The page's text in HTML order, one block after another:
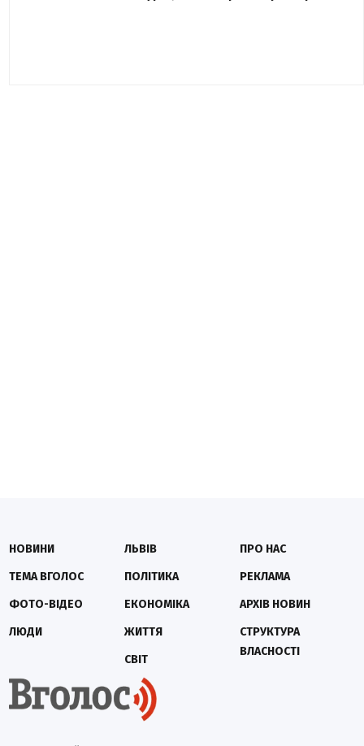
НОВИНИ
ТЕМА ВГОЛОС
ФОТО-ВІДЕО
ЛЮДИ
ЛЬВІВ
ПОЛІТИКА
ЕКОНОМІКА
ЖИТТЯ
СВІТ
ПРО НАС
РЕКЛАМА
АРХІВ НОВИН
СТРУКТУРА
ВЛАСНОСТІ